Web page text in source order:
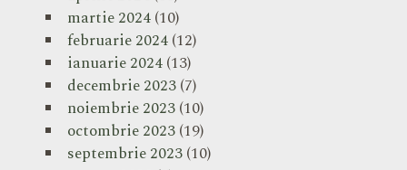
martie 2024(10)
februarie 2024(12)
ianuarie 2024(13)
decembrie 2023(7)
noiembrie 2023(10)
octombrie 2023(19)
septembrie 2023(10)